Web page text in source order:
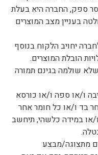
ספק, החברה היא בעלת
בעניין מצב המוצרים
יחויב הלקוח בנוסף
הובלת המוצרים.
שלא שולמה בגינם תמורה
ו/או ספה ו/או כורסא
בד ו/או כל חומר אחר
או במידה כלשהי, תיחשב
מתצוגה/מבצע